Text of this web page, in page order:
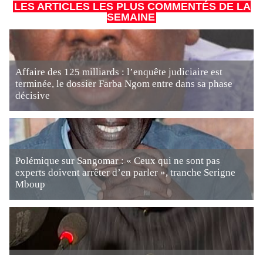
LES ARTICLES LES PLUS COMMENTÉS DE LA
SEMAINE
Affaire des 125 milliards : l’enquête judiciaire est
terminée, le dossier Farba Ngom entre dans sa phase
décisive
Polémique sur Sangomar : « Ceux qui ne sont pas
experts doivent arrêter d’en parler », tranche Serigne
Mboup